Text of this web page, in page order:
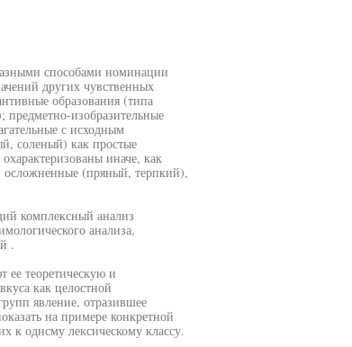
способами номинации
других чувственных
образования (типа
изобразительные
с исходным
соленый) как простые
иначе, как
(пряный, терпкий),
комплексный анализ
анализа,
.
ее теоретическую и
как целостной
явление, отразившее
на примере конкретной
к однсму лексическому классу.